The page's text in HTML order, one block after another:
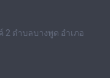
ตำบลบางพูด อำเภอ